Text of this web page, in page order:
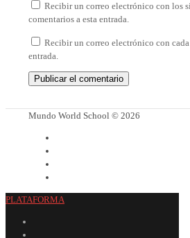
Recibir un correo electrónico con los
comentarios a esta entrada.
Recibir un correo electrónico con
entrada.
Mundo World School © 2026
PLATAFORMA